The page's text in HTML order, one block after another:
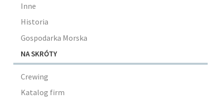
Inne
Historia
Gospodarka Morska
NA SKRÓTY
Crewing
Katalog firm